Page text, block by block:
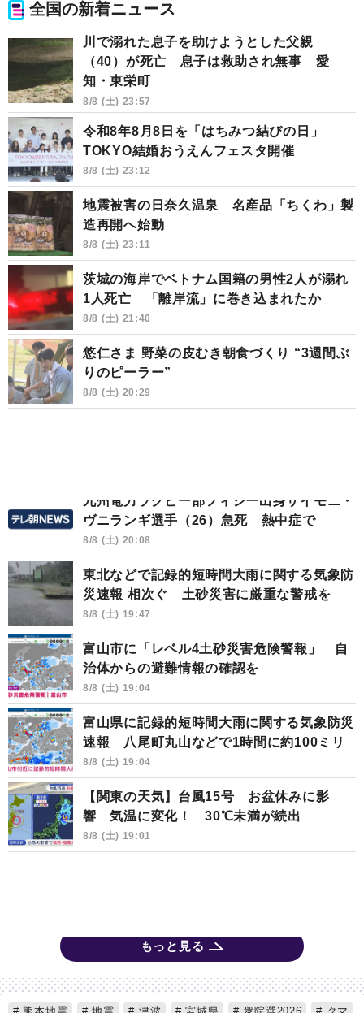
全国の新着ニュース
川で溺れた息子を助けようとした父親
（40）が死亡 息子は救助され無事 愛
知・東栄町
8/8 (土) 23:57
令和8年8月8日を「はちみつ結びの日」
TOKYO結婚おうえんフェスタ開催
8/8 (土) 23:12
地震被害の日奈久温泉 名産品「ちくわ」製
造再開へ始動
8/8 (土) 23:11
茨城の海岸でベトナム国籍の男性2人が溺れ
1人死亡 「離岸流」に巻き込まれたか
8/8 (土) 21:40
悠仁さま 野菜の皮むき朝食づくり “3週間ぶ
りのピーラー”
8/8 (土) 20:29
九州電力ラグビー部フィジー出身サイモニ・
ヴニランギ選手（26）急死 熱中症で
8/8 (土) 20:08
東北などで記録的短時間大雨に関する気象防
災速報 相次ぐ 土砂災害に厳重な警戒を
8/8 (土) 19:47
富山市に「レベル4土砂災害危険警報」 自
治体からの避難情報の確認を
8/8 (土) 19:04
富山県に記録的短時間大雨に関する気象防災
速報 八尾町丸山などで1時間に約100ミリ
8/8 (土) 19:04
【関東の天気】台風15号 お盆休みに影
響 気温に変化！ 30℃未満が続出
8/8 (土) 19:01
もっと見る